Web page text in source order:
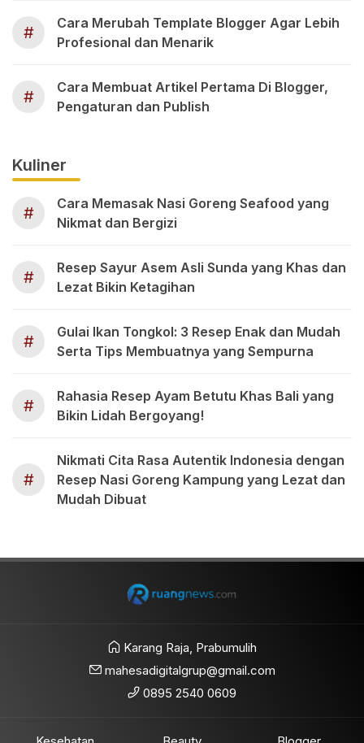
#
Cara Merubah Template Blogger Agar Lebih
Profesional dan Menarik
#
Cara Membuat Artikel Pertama Di Blogger,
Pengaturan dan Publish
Kuliner
#
Cara Memasak Nasi Goreng Seafood yang
Nikmat dan Bergizi
#
Resep Sayur Asem Asli Sunda yang Khas dan
Lezat Bikin Ketagihan
#
Gulai Ikan Tongkol: 3 Resep Enak dan Mudah
Serta Tips Membuatnya yang Sempurna
#
Rahasia Resep Ayam Betutu Khas Bali yang
Bikin Lidah Bergoyang!
#
Nikmati Cita Rasa Autentik Indonesia dengan
Resep Nasi Goreng Kampung yang Lezat dan
Mudah Dibuat
Karang Raja, Prabumulih
mahesadigitalgrup@gmail.com
0895 2540 0609